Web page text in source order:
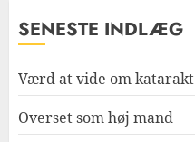
SENESTE INDLÆG
Værd at vide om katarakt
Overset som høj mand